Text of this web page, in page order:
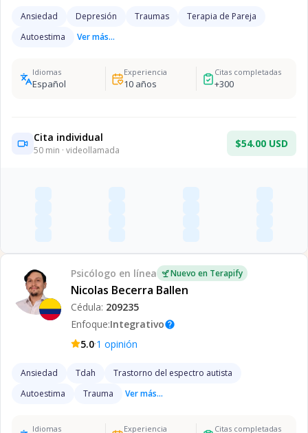
Ansiedad Depresión Traumas
Terapia de Pareja
Autoestima
Ver más...
Idiomas
Español
Experiencia
10años
Citas completadas
+300
Cita individual
50 min · videollamada
$54.00 USD
Psicólogo en línea Nuevo en Terapify
Nicolas Becerra Ballen
Cédula: 209235
Enfoque:Integrativohelp
5.0·1 opinión
Ansiedad Tdah
Trastorno del espectro autista
Autoestima
Trauma Ver más...
Idiomas Experiencia Citas completadas